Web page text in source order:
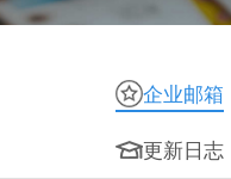
企业邮箱
更新日志